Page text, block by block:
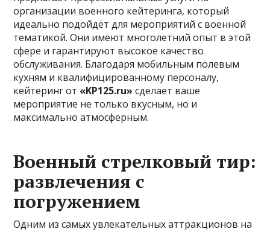
организации военного кейтеринга, который
идеально подойдёт для мероприятий с военной
тематикой. Они имеют многолетний опыт в этой
сфере и гарантируют высокое качество
обслуживания. Благодаря мобильным полевым
кухням и квалифицированному персоналу,
кейтеринг от «KP125.ru» сделает ваше
мероприятие не только вкусным, но и
максимально атмосферным.
Военный стрелковый тир:
развлечения с
погружением
Одним из самых увлекательных аттракционов на